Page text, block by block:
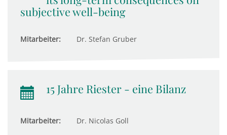
subjective well-being
Mitarbeiter: Dr. Stefan Gruber
15 Jahre Riester - eine Bilanz
Mitarbeiter: Dr. Nicolas Goll